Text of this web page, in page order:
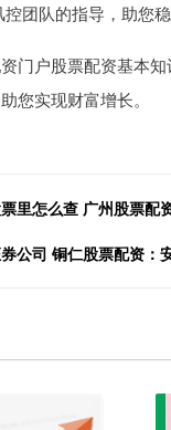
团队的指导，助您稳
门户股票配资基本
您实现财富增长。
里怎么查 广州股票配
公司 铜仁股票配资：